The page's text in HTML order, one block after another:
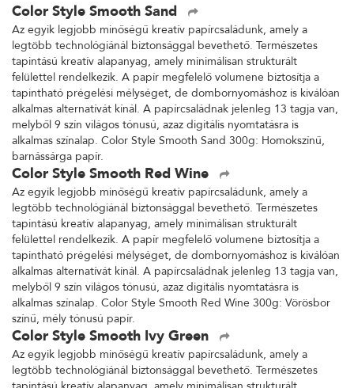
Color Style Smooth Sand
Az egyik legjobb minőségű kreatív papírcsaládunk, amely a
legtöbb technológiánál biztonsággal bevethető. Természetes
tapintású kreatív alapanyag, amely minimálisan strukturált
felülettel rendelkezik. A papír megfelelő volumene biztosítja a
tapintható prégelési mélységet, de dombornyomáshoz is kiválóan
alkalmas alternatívát kínál. A papírcsaládnak jelenleg 13 tagja van,
melyből 9 szín világos tónusú, azaz digitális nyomtatásra is
alkalmas színalap. Color Style Smooth Sand 300g: Homokszínű,
barnássárga papír.
Color Style Smooth Red Wine
Az egyik legjobb minőségű kreatív papírcsaládunk, amely a
legtöbb technológiánál biztonsággal bevethető. Természetes
tapintású kreatív alapanyag, amely minimálisan strukturált
felülettel rendelkezik. A papír megfelelő volumene biztosítja a
tapintható prégelési mélységet, de dombornyomáshoz is kiválóan
alkalmas alternatívát kínál. A papírcsaládnak jelenleg 13 tagja van,
melyből 9 szín világos tónusú, azaz digitális nyomtatásra is
alkalmas színalap. Color Style Smooth Red Wine 300g: Vörösbor
színű, mély tónusú papír.
Color Style Smooth Ivy Green
Az egyik legjobb minőségű kreatív papírcsaládunk, amely a
legtöbb technológiánál biztonsággal bevethető. Természetes